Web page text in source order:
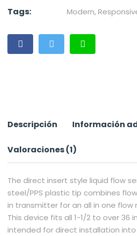
Tags: Modern,
Descripción Información
Valoraciones (1)
The direct insert style liquid flow
steel/PPS plastic tip combines
in transmitter for an all in one flow
This device fits all 1-1/2 to over 36
intended for direct installation into